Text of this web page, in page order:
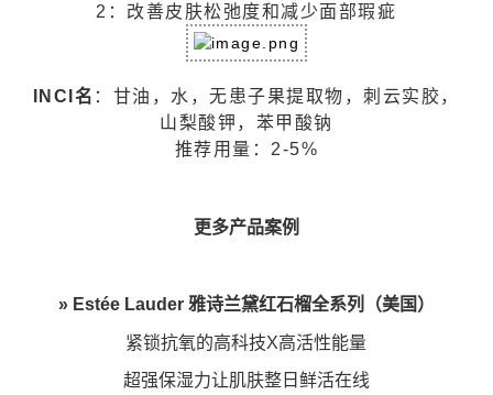
2：改善皮肤松弛度和减少面部瑕疵
INCI名 ：甘油，水，无患子果提取物，刺云实胶，
山梨酸钾，苯甲酸钠
推荐用量：2-5%
更多产品案例
» Estée Lauder 雅诗兰黛红石榴全系列（美国）
紧锁抗氧的高科技X高活性能量
超强保湿力让肌肤整日鲜活在线